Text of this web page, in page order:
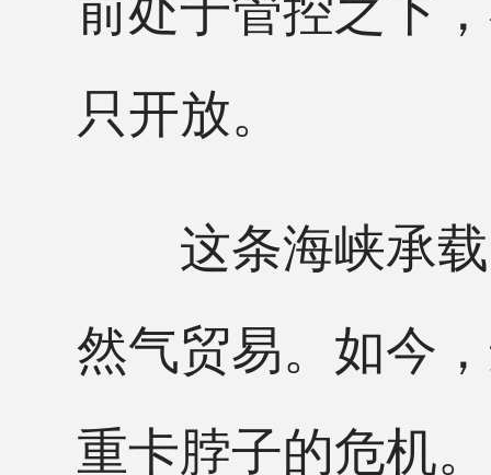
只开放。
这条海峡承载
然气贸易。如今
重卡脖子的危机。